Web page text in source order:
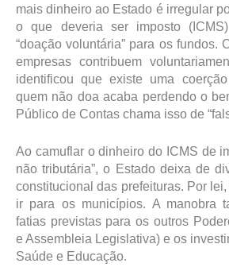
mais dinheiro ao Estado é irregular
o que deveria ser imposto
“doação voluntária” para os fundos.
empresas contribuem
identificou que existe uma
quem não doa acaba perdendo o
Público de Contas chama isso de
Ao camuflar o dinheiro do ICMS de
não tributária”, o Estado deixa de
constitucional das prefeituras. Por
ir para os municípios. A manobra
fatias previstas para os outros
e Assembleia Legislativa) e os
Saúde e Educação.